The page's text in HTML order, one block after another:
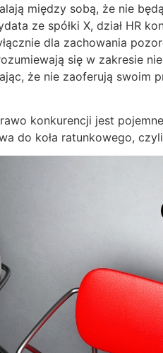
między sobą, że nie
ze spółki X, dział HR
dla zachowania
się w zakresie
że nie zaoferują swoim
konkurencji jest
do koła ratunkowego,